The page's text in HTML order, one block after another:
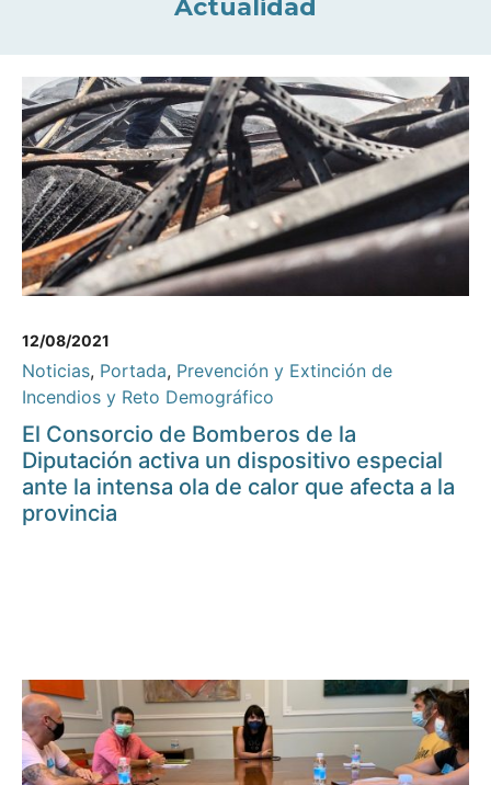
Actualidad
12/08/2021
Noticias, Portada, Prevención y Extinción de
Incendios y Reto Demográfico
El Consorcio de Bomberos de la
Diputación activa un dispositivo especial
ante la intensa ola de calor que afecta a la
provincia